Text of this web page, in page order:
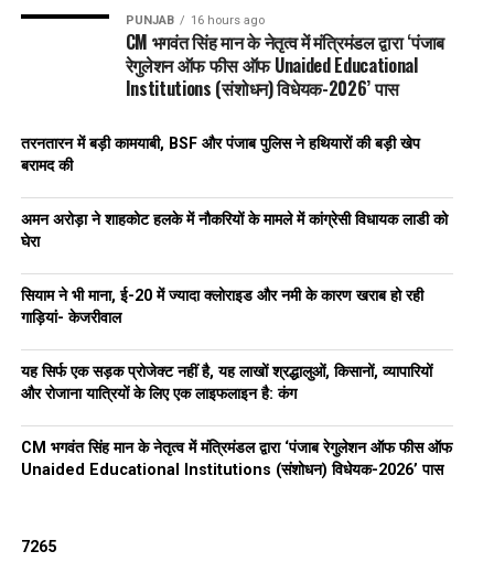
PUNJAB 16 hours ago
CM भगवंत सिंह मान के नेतृत्व में मंत्रिमंडल द्वारा ‘पंजाब
रेगुलेशन ऑफ फीस ऑफ Unaided Educational
Institutions (संशोधन) विधेयक-2026’ पास
तरनतारन में बड़ी कामयाबी, BSF और पंजाब पुलिस ने हथियारों की बड़ी खेप
बरामद की
अमन अरोड़ा ने शाहकोट हलके में नौकरियों के मामले में कांग्रेसी विधायक लाडी को
घेरा
सियाम ने भी माना, ई-20 में ज्यादा क्लोराइड और नमी के कारण खराब हो रही
गाड़ियां- केजरीवाल
यह सिर्फ एक सड़क प्रोजेक्ट नहीं है, यह लाखों श्रद्धालुओं, किसानों, व्यापारियों
और रोजाना यात्रियों के लिए एक लाइफलाइन है: कंग
CM भगवंत सिंह मान के नेतृत्व में मंत्रिमंडल द्वारा ‘पंजाब रेगुलेशन ऑफ फीस ऑफ
Unaided Educational Institutions (संशोधन) विधेयक-2026’ पास
7265